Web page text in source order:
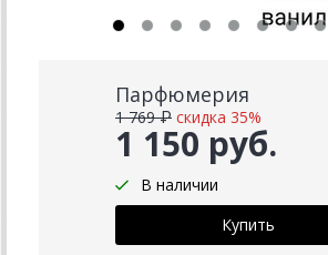
Парфюмерия
1 150 руб.
1 769 ₽ скидка 35%
В наличии